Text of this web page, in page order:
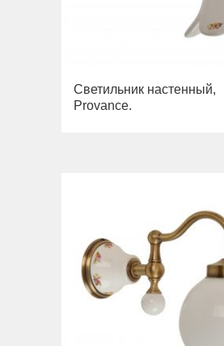
Светильник настенный,
Provance.